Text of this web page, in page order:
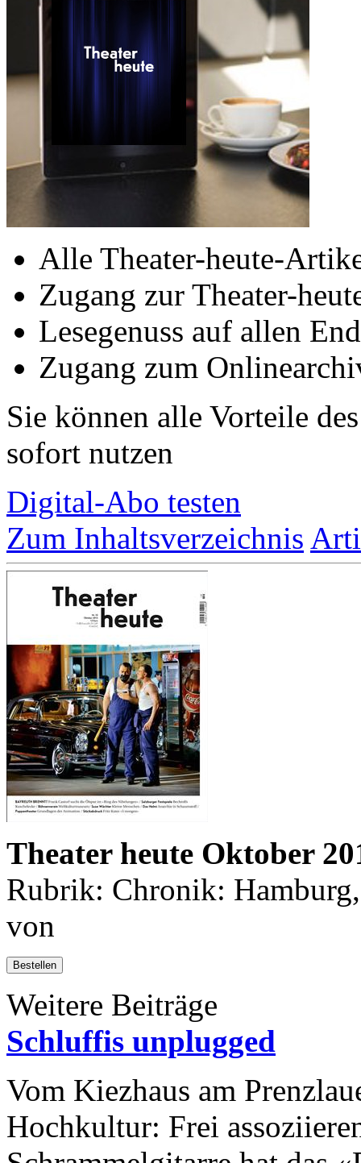
Alle Theater-heute-
Zugang zur Theater-
Lesegenuss auf allen
Zugang zum
Sie können alle Vorteile
sofort nutzen
Digital-Abo testen
Zum Inhaltsverzeichnis
Theater heute Oktober
Rubrik: Chronik:
von
Bestellen
Weitere Beiträge
Schluffis unplugged
Vom Kiezhaus am
Hochkultur: Frei